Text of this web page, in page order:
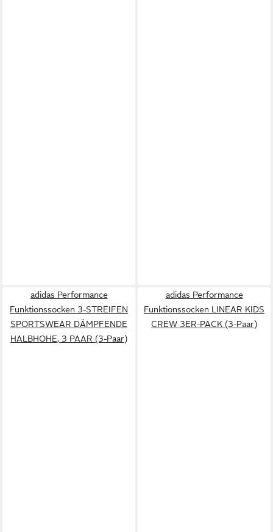
adidas Performance
Funktionssocken 3-STREIFEN
SPORTSWEAR DÄMPFENDE
HALBHOHE, 3 PAAR (3-Paar)
adidas Performance
Funktionssocken LINEAR KIDS
CREW 3ER-PACK (3-Paar)